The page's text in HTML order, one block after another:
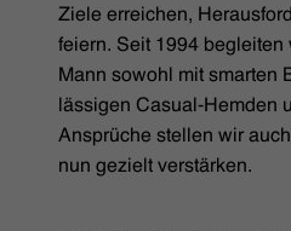
Ziele erreichen,
feiern. Seit 1994
Mann sowohl mit smarten
lässigen Casual-Hemden
Ansprüche stellen wir
nun gezielt verstärken.